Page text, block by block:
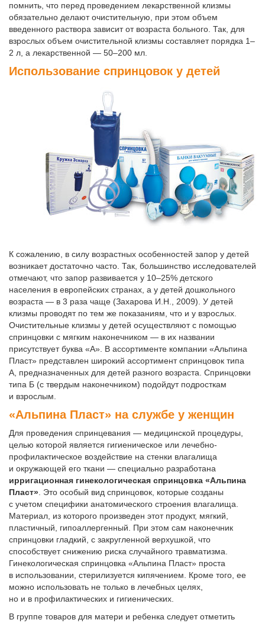
помнить, что перед проведением лекарственной клизмы
обязательно делают очистительную, при этом объем
введенного раствора зависит от возраста больного. Так, для
взрослых объем очистительной клизмы составляет порядка 1–
2 л, а лекарственной — 50–200 мл.
Использование спринцовок у детей
К сожалению, в силу возрастных особенностей запор у детей
возникает достаточно часто. Так, большинство исследователей
отмечают, что запор развивается у 10–25% детского
населения в европейских странах, а у детей дошкольного
возраста — в 3 раза чаще (Захарова И.Н., 2009). У детей
клизмы проводят по тем же показаниям, что и у взрослых.
Очистительные клизмы у детей осуществляют с помощью
спринцовки с мягким наконечником — в их названии
присутствует буква «А». В ассортименте компании «Альпина
Пласт» представлен широкий ассортимент спринцовок типа
А, предназначенных для детей разного возраста. Спринцовки
типа Б (с твердым наконечником) подойдут подросткам
и взрослым.
«Альпина Пласт» на службе у женщин
Для проведения спринцевания — медицинской процедуры,
целью которой является гигиеническое или лечебно-
профилактическое воздействие на стенки влагалища
и окружающей его ткани — специально разработана
ирригационная гинекологическая спринцовка «Альпина
Пласт» . Это особый вид спринцовок, которые созданы
с учетом специфики анатомического строения влагалища.
Материал, из которого произведен этот продукт, мягкий,
пластичный, гипоаллергенный. При этом сам наконечник
спринцовки гладкий, с закругленной верхушкой, что
способствует снижению риска случайного травматизма.
Гинекологическая спринцовка «Альпина Пласт» проста
в использовании, стерилизуется кипячением. Кроме того, ее
можно использовать не только в лечебных целях,
но и в профилактических и гигиенических.
В группе товаров для матери и ребенка следует отметить